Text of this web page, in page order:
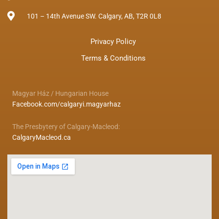
101 – 14th Avenue SW. Calgary, AB, T2R 0L8
Privacy Policy
Terms & Conditions
Magyar Ház / Hungarian House
Facebook.com/calgaryi.magyarhaz
The Presbytery of Calgary-Macleod:
CalgaryMacleod.ca